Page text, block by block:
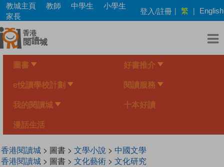
Skip
main
content
教城主頁 教師 中學生
小學生
家長
登入/註冊 | 繁 | English
圖書 好書推介
e悅讀學校計劃 閱讀服務
我的閱讀城 十本好讀
漫話生活
香港閱讀城> 圖書 > 文學小說 > 中國文學
香港閱讀城> 圖書 > 文化藝術> 文化研究